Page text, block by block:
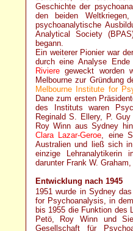
Geschichte der
den beiden
psychoanalytische
Analytical Society
begann.
Ein weiterer Pionier war
durch eine Analyse
Rivieregeweckt worden
Melbourne zur Gründung
Melbourne Institute for
Dane zum ersten
des Instituts waren
Reginald S. Ellery, P.
Roy Winn aus Sydney
Clara Lazar-Geroe, eine
Australien und ließ sich
einzige Lehranalytikerin
darunter Frank W.
Entwicklung nach 1945
1951 wurde in Sydney
for Psychoanalysis, in
bis 1955 die Funktion des
Petö, Roy Winn und
Gesellschaft für